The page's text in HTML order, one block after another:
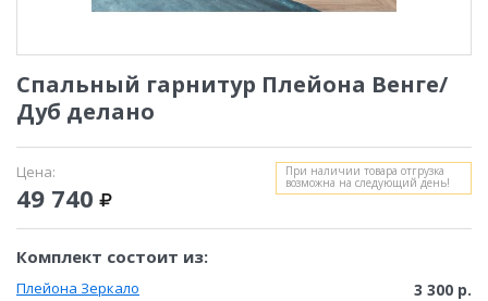
Спальный гарнитур Плейона Венге/
Дуб делано
Цена:
49 740
При наличии товара отгрузка
возможна на следующий день!
Комплект состоит из:
Плейона Зеркало 3 300 р.